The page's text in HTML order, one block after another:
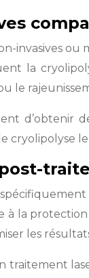
invasives
la
le
d’obtenir
cryolipolyse
la protection
les